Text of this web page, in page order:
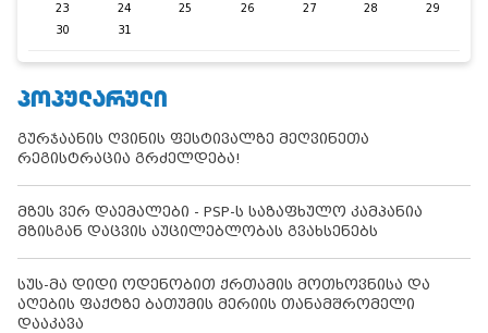
23
24 25 26 27 28
29
30
31
ᲞᲝᲞᲣᲚᲐᲠᲣᲚᲘ
გურჯაანის ღვინის ფესტივალზე მეღვინეთა
რეგისტრაცია გრძელდება!
მზეს ვერ დაემალები - PSP-ს საზაფხულო კამპანია
მზისგან დაცვის აუცილებლობას გვახსენებს
სუს-მა დიდი ოდენობით ქრთამის მოთხოვნისა და
აღების ფაქტზე ბათუმის მერიის თანამშრომელი
დააკავა